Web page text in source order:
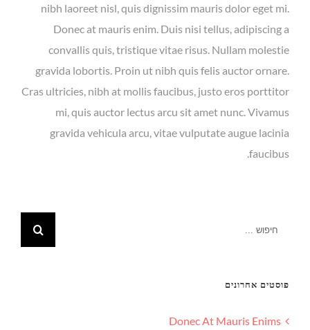
nibh laoreet nisl, quis dignissim mauris dolor eget mi.
Donec at mauris enim. Duis nisi tellus, adipiscing a
convallis quis, tristique vitae risus. Nullam molestie
gravida lobortis. Proin ut nibh quis felis auctor ornare.
Cras ultricies, nibh at mollis faucibus, justo eros porttitor
mi, quis auctor lectus arcu sit amet nunc. Vivamus
gravida vehicula arcu, vitae vulputate augue lacinia
faucibus.
פוסטים אחרונים
Donec At Mauris Enims